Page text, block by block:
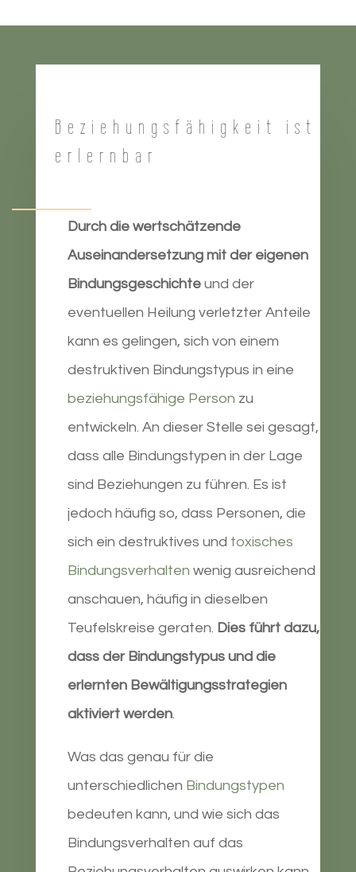
Beziehungsfähigkeit ist
erlernbar
Durch die wertschätzende
Auseinandersetzung mit der eigenen
Bindungsgeschichteund der
eventuellen Heilung verletzter Anteile
kann es gelingen, sich von einem
destruktiven Bindungstypus in eine
beziehungsfähige Person zu
entwickeln. An dieser Stelle sei gesagt,
dass alle Bindungstypen in der Lage
sind Beziehungen zu führen. Es ist
jedoch häufig so, dass Personen, die
sich ein destruktives und toxisches
Bindungsverhalten wenig ausreichend
anschauen, häufig in dieselben
Teufelskreise geraten. Dies führt dazu,
dass der Bindungstypus und die
erlernten Bewältigungsstrategien
aktiviert werden.
Was das genau für die
unterschiedlichen Bindungstypen
bedeuten kann, und wie sich das
Bindungsverhalten auf das